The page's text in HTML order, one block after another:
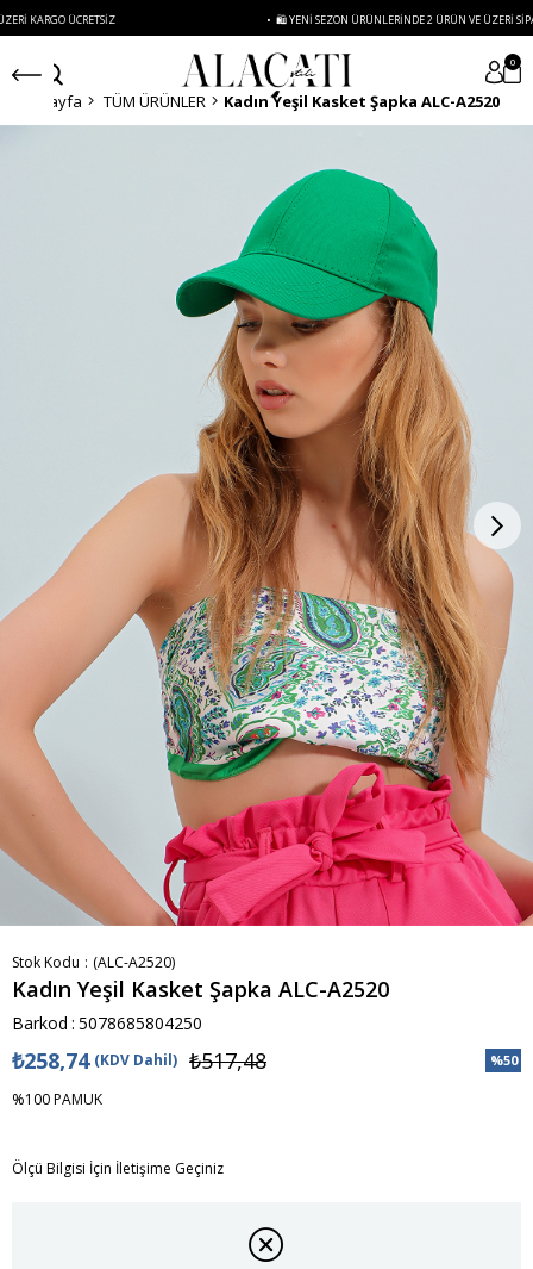
ÜCRETSIZ • 🛍️ YENI SEZON ÜRÜNLERINDE 2 ÜRÜN VE ÜZERI SIPARIŞLERDE
0
Anasayfa TÜM ÜRÜNLER Kadın Yeşil Kasket Şapka ALC-A2520
Stok Kodu (ALC-A2520)
Kadın Yeşil Kasket Şapka ALC-A2520
Barkod : 5078685804250
%50
₺517,48
₺258,74 (KDV Dahil)
%100 PAMUK
Ölçü Bilgisi İçin İletişime Geçiniz